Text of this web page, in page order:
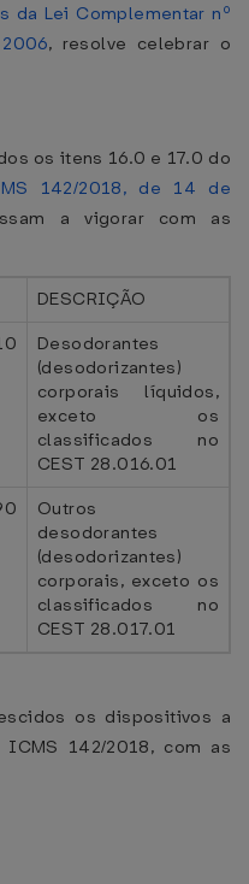
da Lei Complementar nº
, resolve celebrar o
os itens 16.0 e 17.0 do
142/2018, de 14 de
a vigorar com as
DESCRIÇÃO
Desodorantes
(desodorizantes)
corporais líquidos,
exceto os
classificados no
CEST 28.016.01
Outros
desodorantes
(desodorizantes)
corporais, exceto os
classificados no
CEST 28.017.01
os dispositivos a
142/2018, com as